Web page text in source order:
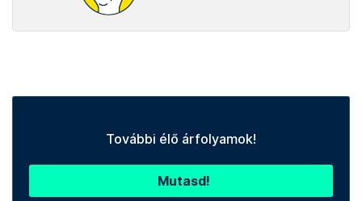
További élő árfolyamok!
Mutasd!